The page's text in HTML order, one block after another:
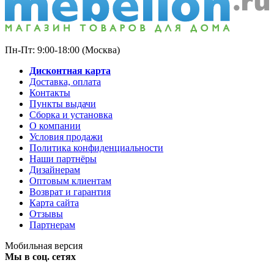
Пн-Пт: 9:00-18:00 (Москва)
Дисконтная карта
Доставка, оплата
Контакты
Пункты выдачи
Сборка и установка
О компании
Условия продажи
Политика конфиденциальности
Наши партнёры
Дизайнерам
Оптовым клиентам
Возврат и гарантия
Карта сайта
Отзывы
Партнерам
Мобильная версия
Мы в соц. сетях